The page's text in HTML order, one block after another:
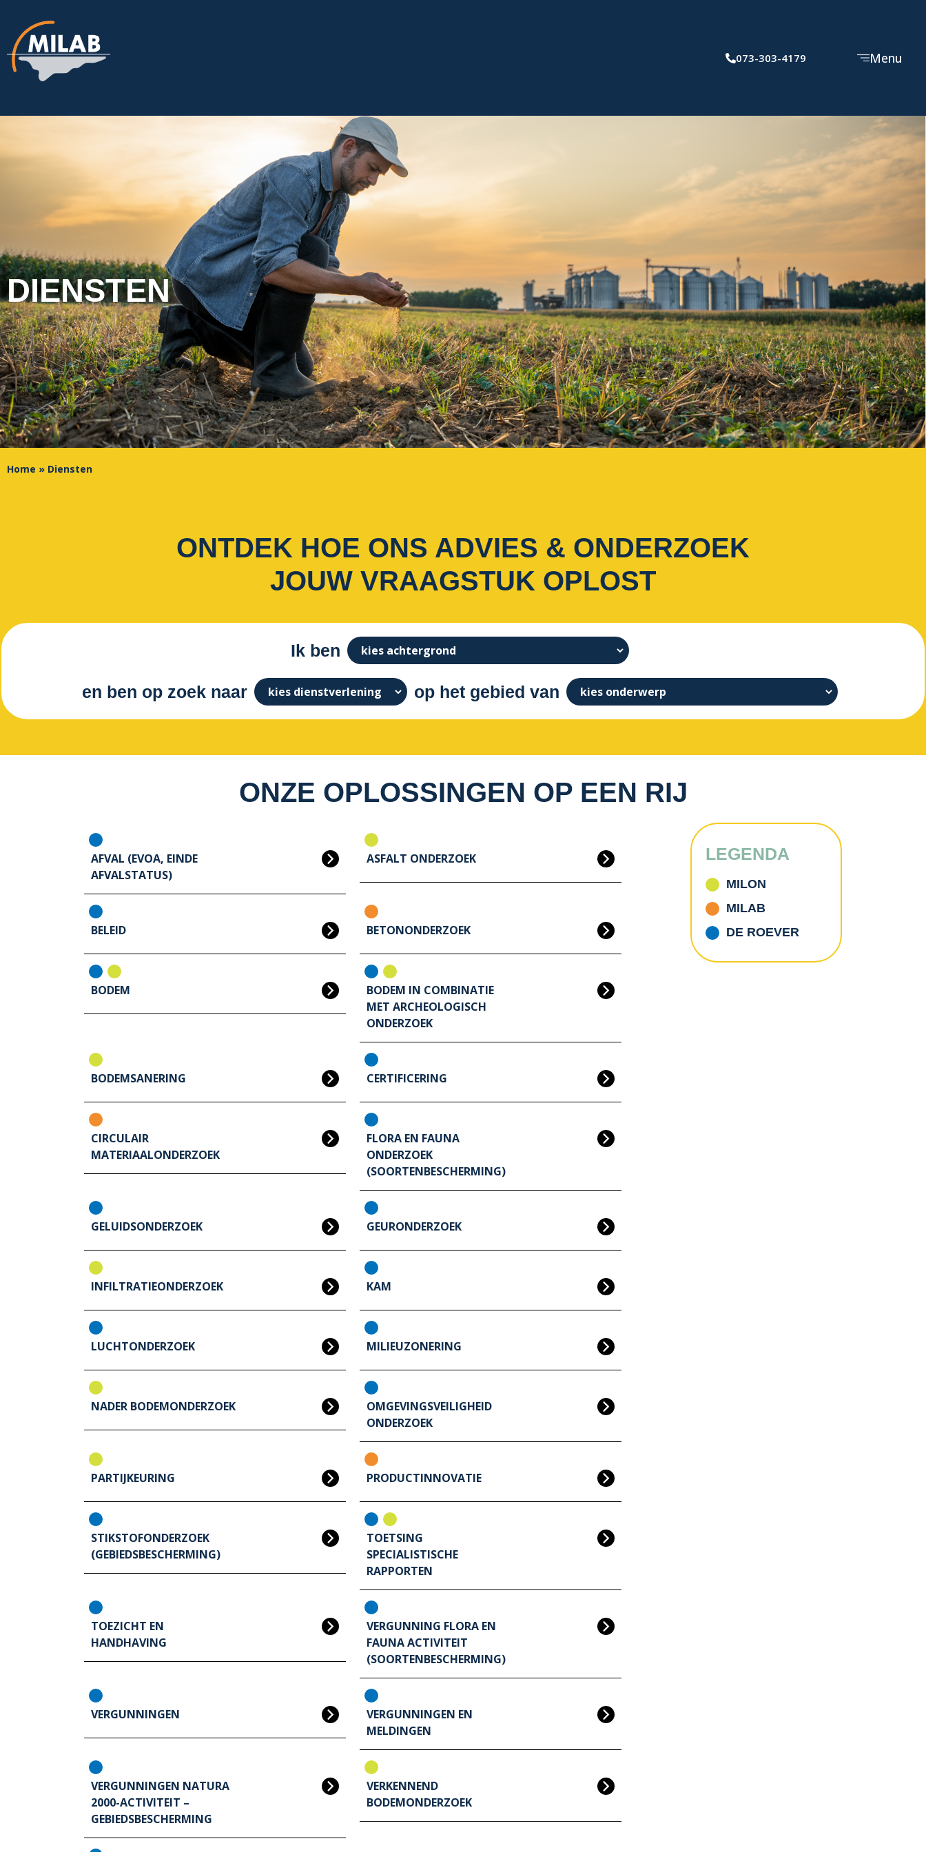
073-303-4179 Menu
DIENSTEN
Home » Diensten
ONTDEK HOE ONS ADVIES & ONDERZOEK
JOUW VRAAGSTUK OPLOST
Ik ben
en ben op zoek naar op het gebied van
ONZE OPLOSSINGEN OP EEN RIJ
AFVAL (EVOA, EINDE
AFVALSTATUS)
ASFALT ONDERZOEK
BELEID BETONONDERZOEK
BODEM
BODEM IN COMBINATIE
MET ARCHEOLOGISCH
ONDERZOEK
BODEMSANERING CERTIFICERING
CIRCULAIR
MATERIAALONDERZOEK
FLORA EN FAUNA
ONDERZOEK
(SOORTENBESCHERMING)
GELUIDSONDERZOEK GEURONDERZOEK
INFILTRATIEONDERZOEK KAM
LUCHTONDERZOEK MILIEUZONERING
NADER BODEMONDERZOEK
OMGEVINGSVEILIGHEID
ONDERZOEK
PARTIJKEURING PRODUCTINNOVATIE
STIKSTOFONDERZOEK
(GEBIEDSBESCHERMING)
TOETSING
SPECIALISTISCHE
RAPPORTEN
TOEZICHT EN
HANDHAVING
VERGUNNING FLORA EN
FAUNA ACTIVITEIT
(SOORTENBESCHERMING)
VERGUNNINGEN
VERGUNNINGEN EN
MELDINGEN
VERGUNNINGEN NATURA
2000-ACTIVITEIT –
GEBIEDSBESCHERMING
VERKENNEND
BODEMONDERZOEK
LEGENDA
MILON
MILAB
DE ROEVER